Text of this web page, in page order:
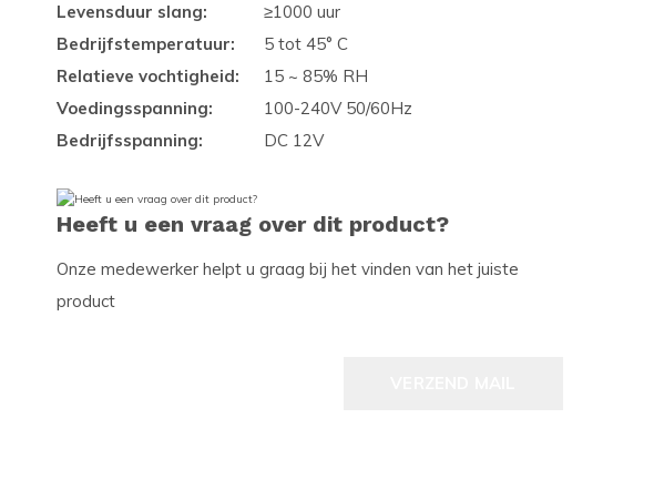
Levensduur slang:
≥1000 uur
Bedrijfstemperatuur:
5 tot 45° C
Relatieve vochtigheid:
15 ~ 85% RH
Voedingsspanning:
100-240V 50/60Hz
Bedrijfsspanning:
DC 12V
Heeft u een vraag over dit product?
Onze medewerker helpt u graag bij het vinden van het juiste
product